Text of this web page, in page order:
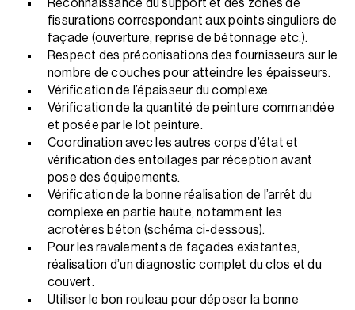
Reconnaissance du support et des zones de
fissurations correspondant aux points singuliers de
façade (ouverture, reprise de bétonnage etc.).
Respect des préconisations des fournisseurs sur le
nombre de couches pour atteindre les épaisseurs.
Vérification de l’épaisseur du complexe.
Vérification de la quantité de peinture commandée
et posée par le lot peinture.
Coordination avec les autres corps d’état et
vérification des entoilages par réception avant
pose des équipements.
Vérification de la bonne réalisation de l’arrêt du
complexe en partie haute, notamment les
acrotères béton (schéma ci-dessous).
Pour les ravalements de façades existantes,
réalisation d’un diagnostic complet du clos et du
couvert.
Utiliser le bon rouleau pour déposer la bonne